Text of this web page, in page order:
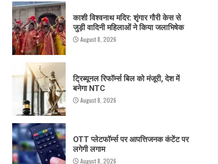
काशी विश्वनाथ मदिर: शृंगार गौरी केस से
जुड़ी वादिनी महिलाओं ने किया जलाभिषेक
August 8, 2026
ट्रिब्यूनल रिफॉर्म्स बिल को मंजूरी, देश में
बनेगा NTC
August 8, 2026
OTT प्लेटफॉर्म्स पर आपत्तिजनक कंटेंट पर
लगेगी लगाम
August 8, 2026